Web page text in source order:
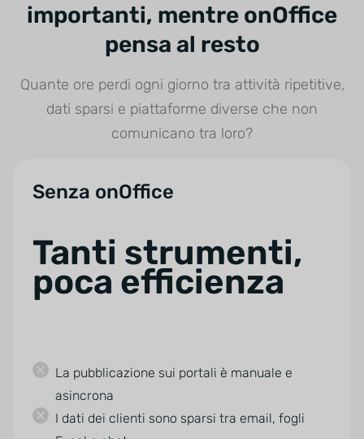
importanti, mentre onOffice
pensa al resto
Quante ore perdi ogni giorno tra attività ripetitive,
dati sparsi e piattaforme diverse che non
comunicano tra loro?
Senza onOffice
Tanti strumenti,
poca efficienza
La pubblicazione sui portali è manuale e
asincrona
I dati dei clienti sono sparsi tra email, fogli